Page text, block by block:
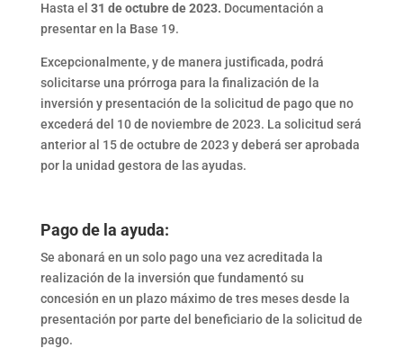
Hasta el 31 de octubre de 2023. Documentación a
presentar en la Base 19.
Excepcionalmente, y de manera justificada, podrá
solicitarse una prórroga para la finalización de la
inversión y presentación de la solicitud de pago que no
excederá del 10 de noviembre de 2023. La solicitud será
anterior al 15 de octubre de 2023 y deberá ser aprobada
por la unidad gestora de las ayudas.
Pago de la ayuda:
Se abonará en un solo pago una vez acreditada la
realización de la inversión que fundamentó su
concesión en un plazo máximo de tres meses desde la
presentación por parte del beneficiario de la solicitud de
pago.